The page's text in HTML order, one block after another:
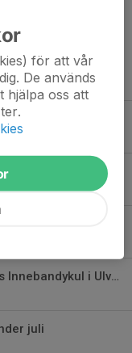
Börja spela innebandy – Hawks Innebandykul i Ulvsunda Bromma och Hässelby!
juli
för att vår
De används
hjälpa oss att